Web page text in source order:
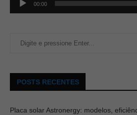
00:00
POSTS RECENTES
Placa solar Astronergy: modelos,